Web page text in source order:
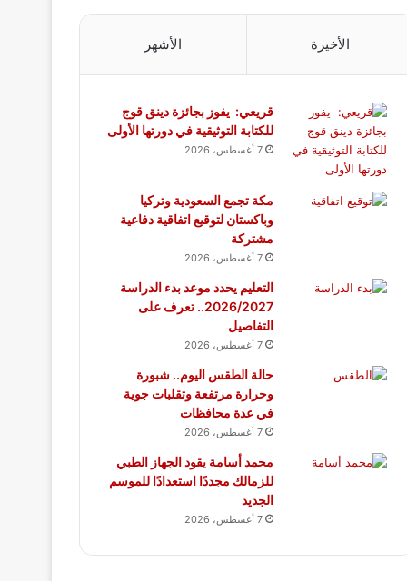
الأخيرة الأشهر
قريعي: يفوز بجائزة دينق قوج
للكتابة التوثيقية في دورتها الأولى
7 أغسطس، 2026
مكة تجمع السعودية وتركيا
وباكستان لتوقيع اتفاقية دفاعية
مشتركة
7 أغسطس، 2026
التعليم يحدد موعد بدء الدراسة
2026/2027.. تعرف على
التفاصيل
7 أغسطس، 2026
حالة الطقس اليوم.. شبورة
وحرارة مرتفعة وتقلبات جوية
في عدة محافظات
7 أغسطس، 2026
محمد أسامة يقود الجهاز الطبي
للزمالك مجددًا استعدادًا للموسم
الجديد
7 أغسطس، 2026